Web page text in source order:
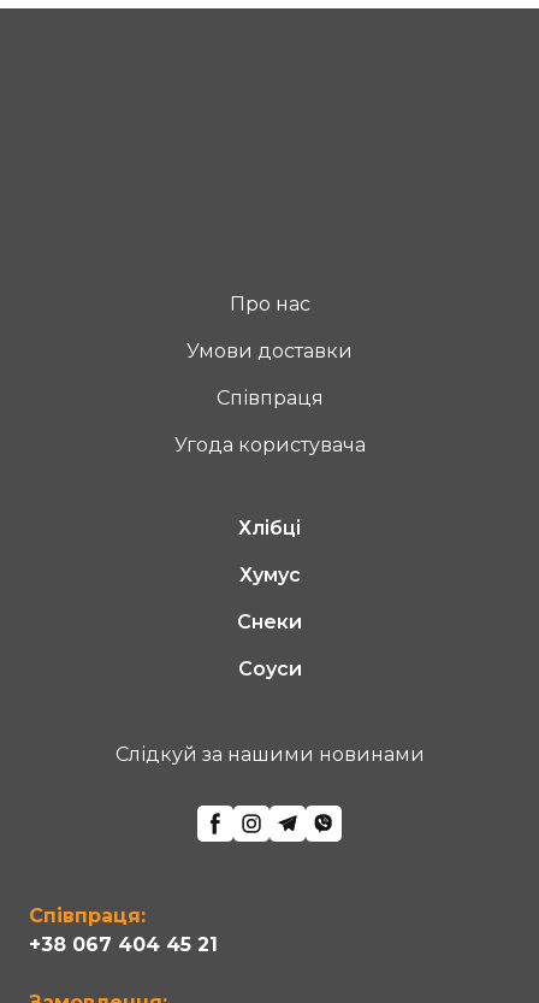
Про нас
Умови доставки
Співпраця
Угода користувача
Хлібці
Хумус
Снеки
Соуси
Cлідкуй за нашими новинами
Співпраця:
+38 067 404 45 21